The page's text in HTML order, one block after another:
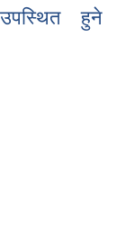
उपस्थित हुने